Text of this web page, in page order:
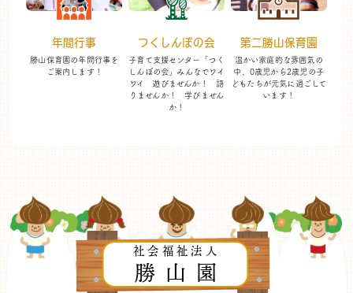
年間行事
勝山保育園の年間行事を
ご案内します！
つくしんぼの会
子育て支援センター「つく
しんぼの会」 みんなでワイ
ワイ 遊びませんか！
語
りませんか！ 学びません
か！
第二勝山保育園
温かい家庭的な雰囲気の
中、 0歳児から2歳児の子
どもたちが元気に過ごして
います！
社会福祉法人
勝山園